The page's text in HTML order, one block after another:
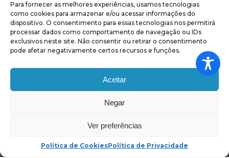
Para fornecer as melhores experiências, usamos tecnologias
como cookies para armazenar e/ou acessar informações do
dispositivo. O consentimento para essas tecnologias nos permitirá
processar dados como comportamento de navegação ou IDs
exclusivos neste site. Não consentir ou retirar o consentimento
pode afetar negativamente certos recursos e funções.
Aceitar
Negar
Ver preferências
Política de CookiesPolítica de Privacidade
E-
mail
(obrigatório)
Sub
região